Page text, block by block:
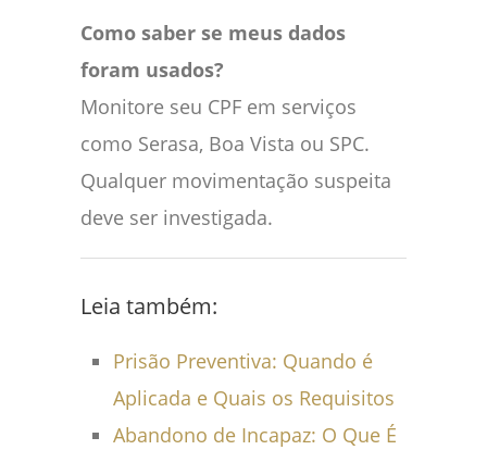
Como saber se meus dados
foram usados?
Monitore seu CPF em serviços
como Serasa, Boa Vista ou SPC.
Qualquer movimentação suspeita
deve ser investigada.
Leia também:
Prisão Preventiva: Quando é
Aplicada e Quais os Requisitos
Abandono de Incapaz: O Que É